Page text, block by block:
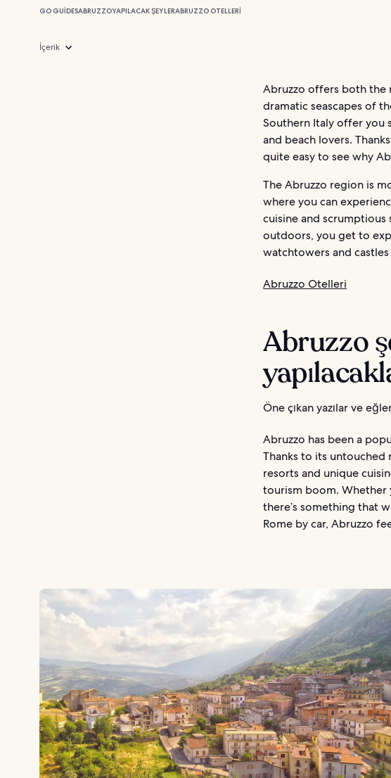
GO GUIDESABRUZZOYAPILACAK ŞEYLERABRUZZO OTELLERI
İçerik
Abruzzo offers both the
dramatic seascapes of
Southern Italy offer you
and beach lovers.
quite easy to see why
The Abruzzo region is
where you can
cuisine and scrumptious
outdoors, you get to
watchtowers and
Abruzzo Otelleri
Abruzzo
Öne çıkan yazılar ve
Abruzzo has been a
Thanks to its untouched
resorts and unique
tourism boom. Whether
there’s something that
Rome by car, Abruzzo